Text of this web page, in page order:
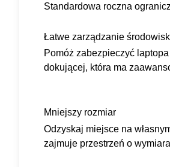
Standardowa roczna
Łatwe zarządzanie
Pomóż zabezpieczyć
dokującej, która ma
Mniejszy rozmiar
Odzyskaj miejsce na
zajmuje przestrzeń o